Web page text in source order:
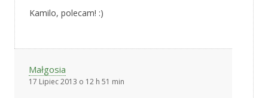
Kamilo, polecam! :)
Małgosia
17 Lipiec 2013 o 12 h 51 min